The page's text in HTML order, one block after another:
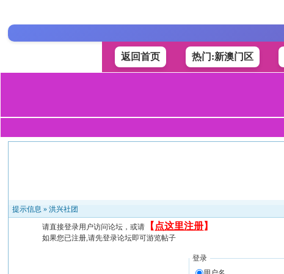
返回首页 热门:新澳门区
提示信息 »洪兴社团
请直接登录用户访问论坛，或请 【 点这里注册】
如果您已注册,请先登录论坛即可游览帖子
登录